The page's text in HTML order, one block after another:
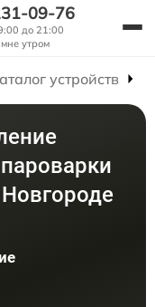
09-76
до 21:00
мне утром
устройств